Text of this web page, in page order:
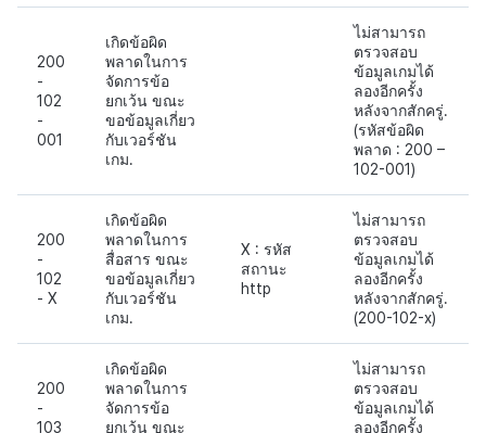
200
-
102
-
001
เกิดข้อผิด
พลาดในการ
จัดการข้อ
ยกเว้น ขณะ
ขอข้อมูลเกี่ยว
กับเวอร์ชัน
เกม.
ไม่สามารถ
ตรวจสอบ
ข้อมูลเกมได้
ลองอีกครั้ง
หลังจากสักครู่.
(รหัสข้อผิด
พลาด : 200 –
102-001)
200
-
102
- X
เกิดข้อผิด
พลาดในการ
สื่อสาร ขณะ
ขอข้อมูลเกี่ยว
กับเวอร์ชัน
เกม.
X : รหัส
สถานะ
http
ไม่สามารถ
ตรวจสอบ
ข้อมูลเกมได้
ลองอีกครั้ง
หลังจากสักครู่.
(200-102-x)
200
-
103
เกิดข้อผิด
พลาดในการ
จัดการข้อ
ยกเว้น ขณะ
ไม่สามารถ
ตรวจสอบ
ข้อมูลเกมได้
ลองอีกครั้ง